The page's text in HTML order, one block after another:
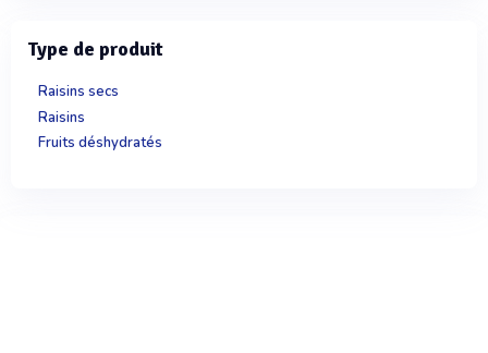
Type de produit
Raisins secs
Raisins
Fruits déshydratés